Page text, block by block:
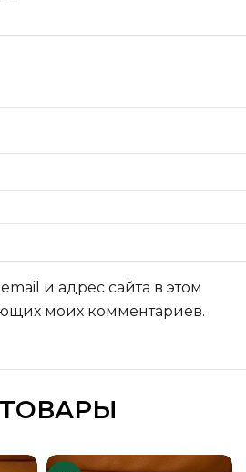
и адрес сайта в этом
моих комментариев.